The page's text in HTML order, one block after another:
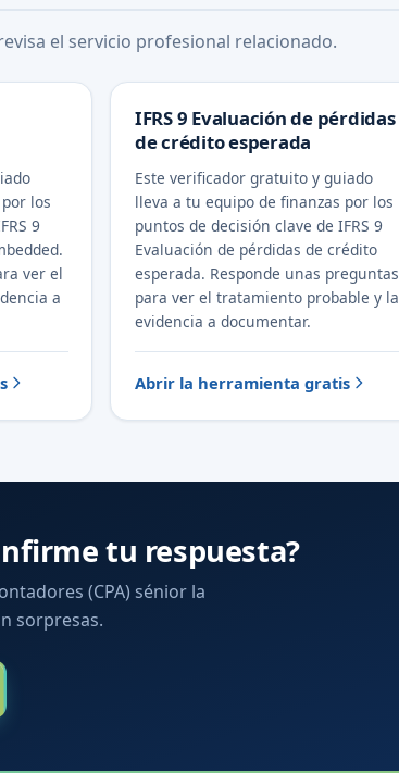
el servicio profesional relacionado.
los
9
ver el
a
IFRS 9 Evaluación de pérdidas
de crédito esperada
Este verificador gratuito y guiado
lleva a tu equipo de finanzas por los
puntos de decisión clave de IFRS 9
Evaluación de pérdidas de crédito
esperada. Responde unas preguntas
para ver el tratamiento probable y la
evidencia a documentar.
Abrir la herramienta gratis
tu respuesta?
(CPA) sénior la
sorpresas.